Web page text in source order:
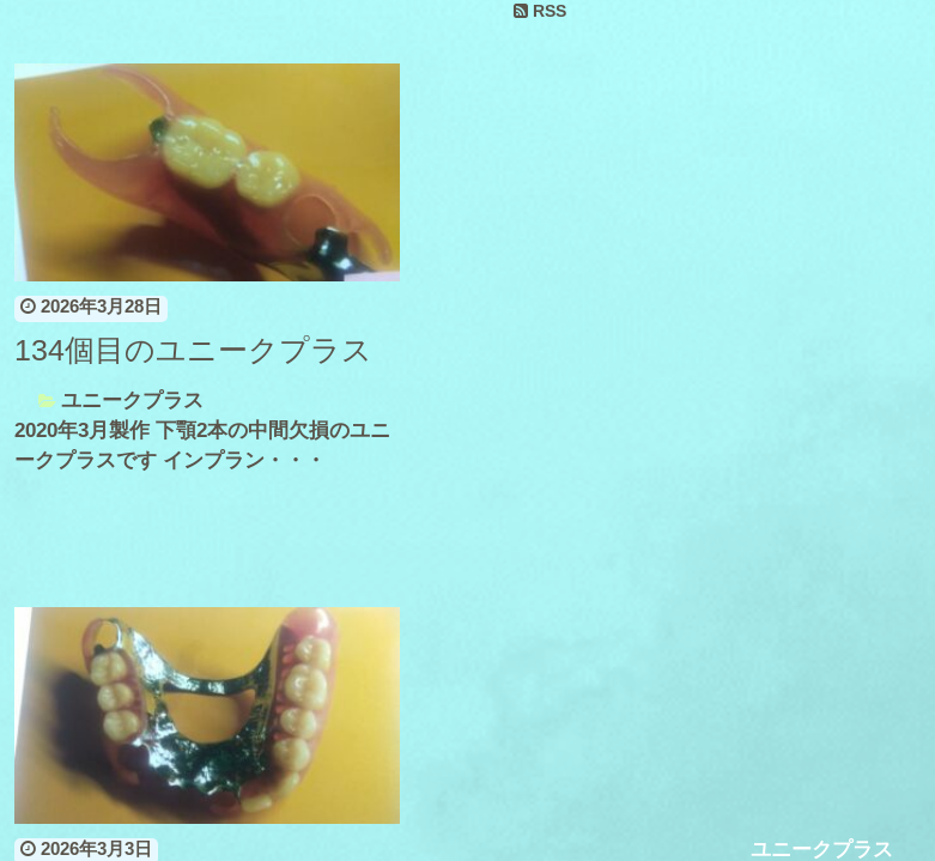
ユニークプラス
2026年3月28日
134個目のユニークプラス
ユニークプラス
2020年3月製作 下顎2本の中間欠損のユニ
ークプラスです インプラン・・・
2026年3月3日
RSS